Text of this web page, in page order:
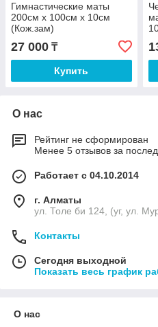
Гимнастические маты
200см х 100см х 10см
(Кож.зам)
27 000 ₸
Купить
О нас
Рейтинг не сформирован
Менее 5 отзывов за
Работает с 04.10.2014
г. Алматы
ул. Толе би 124, (уг, ул.
Контакты
Сегодня выходной
Показать весь график
О нас